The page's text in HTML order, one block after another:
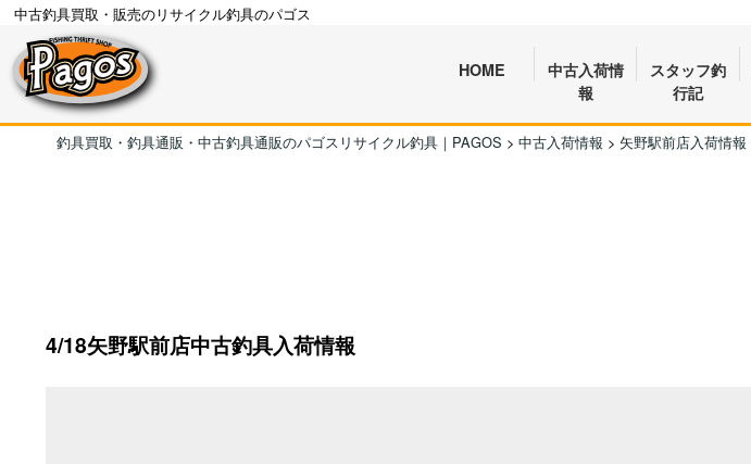
中古釣具買取・販売のリサイクル釣具のパゴス
HOME
中古入荷情
報
スタッフ釣
行記
釣具買取・釣具通販・中古釣具通販のパゴスリサイクル釣具｜PAGOS > 中古入荷情報 > 矢野駅前店入荷情報
4/18矢野駅前店中古釣具入荷情報